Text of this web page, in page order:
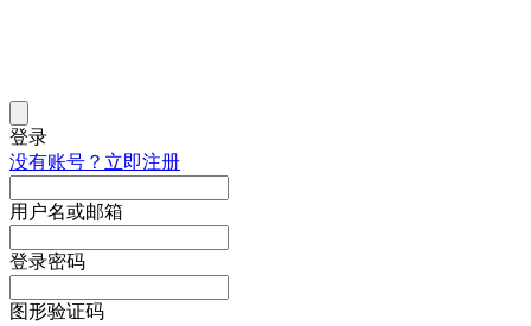
登录
没有账号？立即注册
用户名或邮箱
登录密码
图形验证码